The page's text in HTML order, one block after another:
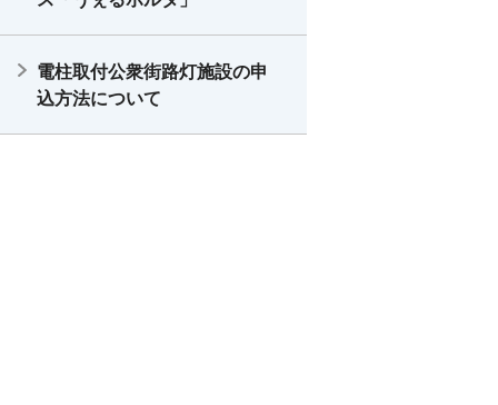
電柱取付公衆街路灯施設の申
込方法について